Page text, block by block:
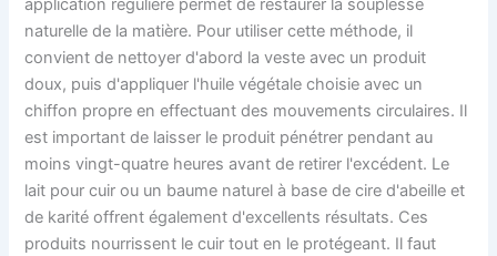
application régulière permet de restaurer la souplesse
naturelle de la matière. Pour utiliser cette méthode, il
convient de nettoyer d'abord la veste avec un produit
doux, puis d'appliquer l'huile végétale choisie avec un
chiffon propre en effectuant des mouvements circulaires. Il
est important de laisser le produit pénétrer pendant au
moins vingt-quatre heures avant de retirer l'excédent. Le
lait pour cuir ou un baume naturel à base de cire d'abeille et
de karité offrent également d'excellents résultats. Ces
produits nourrissent le cuir tout en le protégeant. Il faut